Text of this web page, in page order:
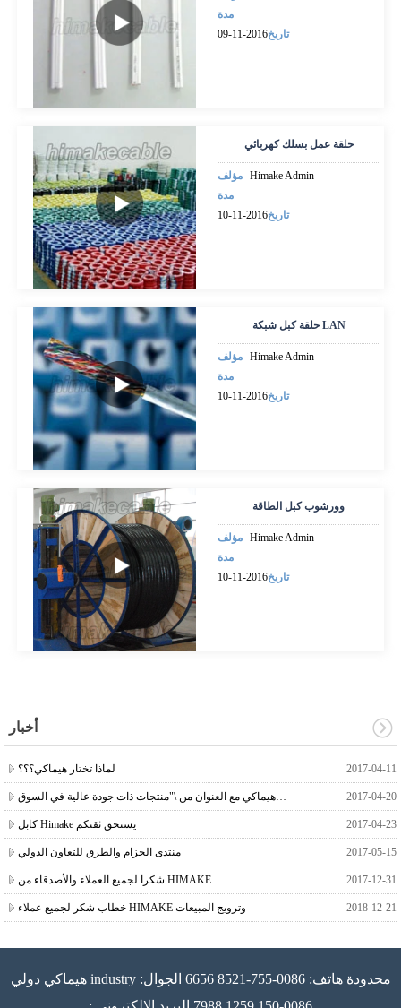
مدة
تاريخ2016-11-09
حلقة عمل بسلك كهربائي
مؤلف Himake Admin
مدة
تاريخ2016-11-10
حلقة كبل شبكة LAN
مؤلف Himake Admin
مدة
تاريخ2016-11-10
وورشوب كبل الطاقة
مؤلف Himake Admin
مدة
تاريخ2016-11-10
أخبار
لماذا تختار هيماكي؟؟؟ 2017-04-11
وقد منحت كبل هيماكي مع العنوان من \"منتجات ذات جودة عالية في السوق\" 2017-04-20
كابل Himake يستحق ثقتكم 2017-04-23
منتدى الحزام والطرق للتعاون الدولي 2017-05-15
شكرا لجميع العملاء والأصدقاء من HIMAKE 2017-12-31
خطاب شكر لجميع عملاء HIMAKE وترويج المبيعات 2018-12-21
هيماكي دولي industry محدودة هاتف: 0086-755-8521 6656 الجوال: